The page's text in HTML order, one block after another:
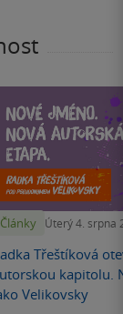
Články Úterý 4. srpna
Třeštíková
kapitolu.
Velikovsky